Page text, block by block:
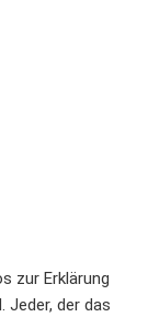
zur Erklärung
Jeder, der das